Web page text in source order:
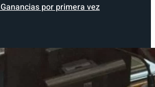
por primera vez